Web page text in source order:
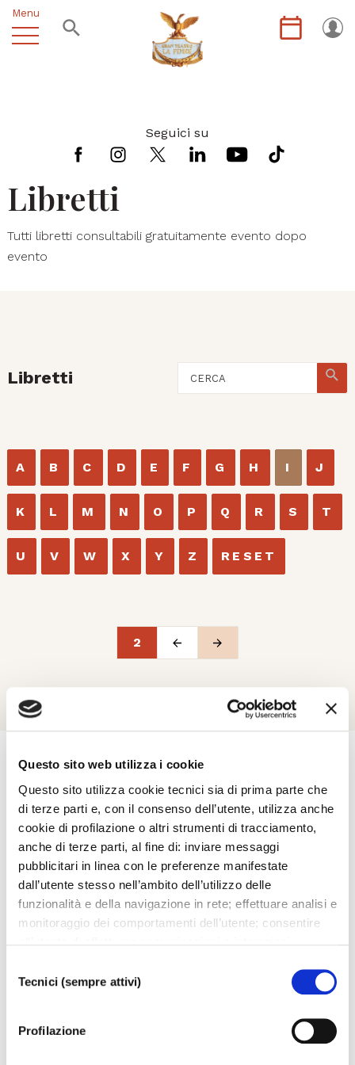
Questo sito web utilizza i cookie
Questo sito utilizza cookie tecnici sia di prima parte che
di terze parti e, con il consenso dell’utente, utilizza anche
cookie di profilazione o altri strumenti di tracciamento,
anche di terze parti, al fine di: inviare messaggi
pubblicitari in linea con le preferenze manifestate
dall’utente stesso nell’ambito dell’utilizzo delle
funzionalità e della navigazione in rete; effettuare analisi e
monitoraggio dei comportamenti dell’utente; consentire
TUTTI”, l’utente acconsente all’uso di tutti i cookie non
tecnici, inclusi quindi quelli di profilazione, analitici e
social. Il consenso è facoltativo e può essere revocato in
qualsiasi momento. Se l’utente desidera modificare le
delTecnici (sempre attivi)
Profilazione
Menu
Seguici su
Libretti
Tutti libretti consultabili gratuitamente evento dopo
evento
Libretti
A B C D E F G H I J
K L M N O P Q R S T
U V W X Y Z RESET
2
Esplora
Ti potrebbero interessare..